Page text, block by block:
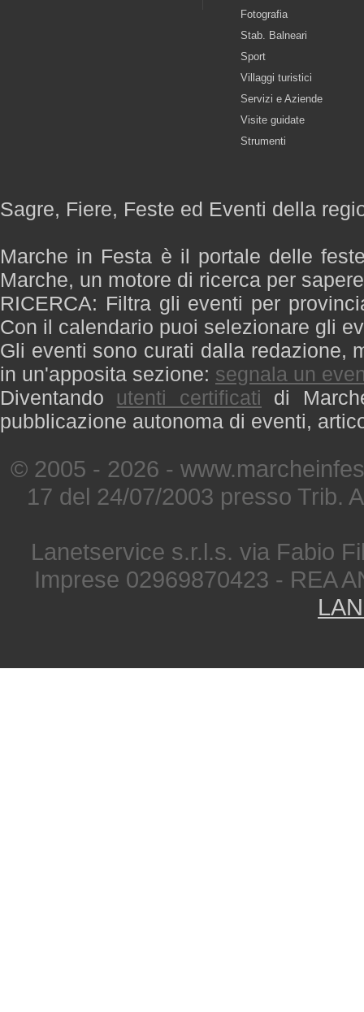
Fotografia
Stab. Balneari
Sport
Villaggi turistici
Servizi e Aziende
Visite guidate
Strumenti
Sagre, Fiere, Feste ed Eventi della
Marche in Festa è il portale delle
Marche, un motore di ricerca per
RICERCA: Filtra gli eventi per
Con il calendario puoi selezionare gli
Gli eventi sono curati dalla redazione,
in un'apposita sezione: segnala un
Diventando utenti certificati di
pubblicazione autonoma di eventi,
© 2005 - 2026 -
17 del 24/07/2003 presso Trib.
Lanetservice s.r.l.s. via Fabio
Imprese 02969870423 - REA